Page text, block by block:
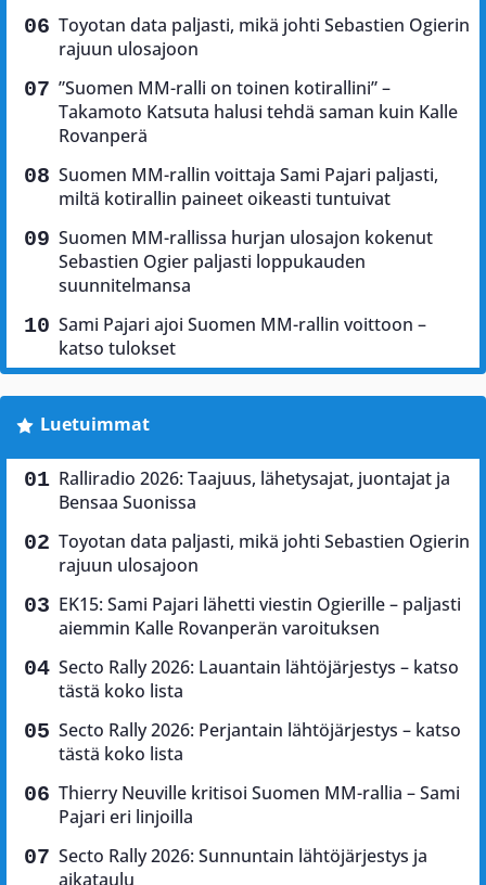
Toyotan data paljasti, mikä johti Sebastien Ogierin
rajuun ulosajoon
”Suomen MM-ralli on toinen kotirallini” –
Takamoto Katsuta halusi tehdä saman kuin Kalle
Rovanperä
Suomen MM-rallin voittaja Sami Pajari paljasti,
miltä kotirallin paineet oikeasti tuntuivat
Suomen MM-rallissa hurjan ulosajon kokenut
Sebastien Ogier paljasti loppukauden
suunnitelmansa
Sami Pajari ajoi Suomen MM-rallin voittoon –
katso tulokset
Luetuimmat
Ralliradio 2026: Taajuus, lähetysajat, juontajat ja
Bensaa Suonissa
Toyotan data paljasti, mikä johti Sebastien Ogierin
rajuun ulosajoon
EK15: Sami Pajari lähetti viestin Ogierille – paljasti
aiemmin Kalle Rovanperän varoituksen
Secto Rally 2026: Lauantain lähtöjärjestys – katso
tästä koko lista
Secto Rally 2026: Perjantain lähtöjärjestys – katso
tästä koko lista
Thierry Neuville kritisoi Suomen MM-rallia – Sami
Pajari eri linjoilla
Secto Rally 2026: Sunnuntain lähtöjärjestys ja
aikataulu